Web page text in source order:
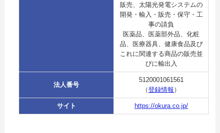
販売、太陽光発電システムの
開発・輸入・販売・保守・工
事の請負
医薬品、医薬部外品、化粧
品、医療器具、健康食品及び
これに関連する商品の販売並
びに輸出入
法人番号
5120001061561
（登録情報 ）
サイト https://okura.co.jp/